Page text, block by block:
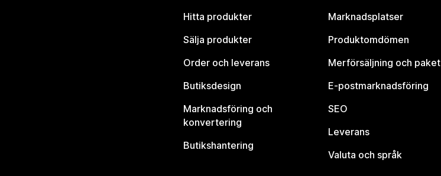
Hitta produkter
Sälja produkter
Order och leverans
Butiksdesign
Marknadsföring och
konvertering
Butikshantering
Marknadsplatser
Produktomdömen
Merförsäljning och paket
E-postmarknadsföring
SEO
Leverans
Valuta och språk